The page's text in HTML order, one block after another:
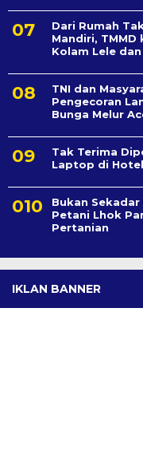
Dari Rumah
Mandiri, TMMD
Kolam Lele
TNI dan
Pengecoran
Bunga Melur
Tak Terima
Laptop di
Bukan Sekadar
Petani Lhok
Pertanian
IKLAN BANNER